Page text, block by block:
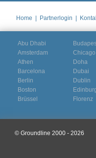
Home | Partnerlogin |
Abu Dhabi
Amsterdam
Athen
Barcelona
Berlin
Boston
Brüssel
Chicago
Doha
Dubai
Dublin
Florenz
© Groundline 2000 - 2026